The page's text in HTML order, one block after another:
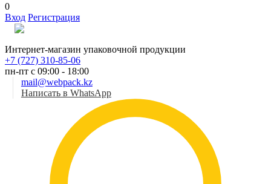
0
Вход Регистрация
Интернет-магазин упаковочной продукции
+7 (727) 310-85-06
пн-пт с 09:00 - 18:00
mail@webpack.kz
Написать в WhatsApp